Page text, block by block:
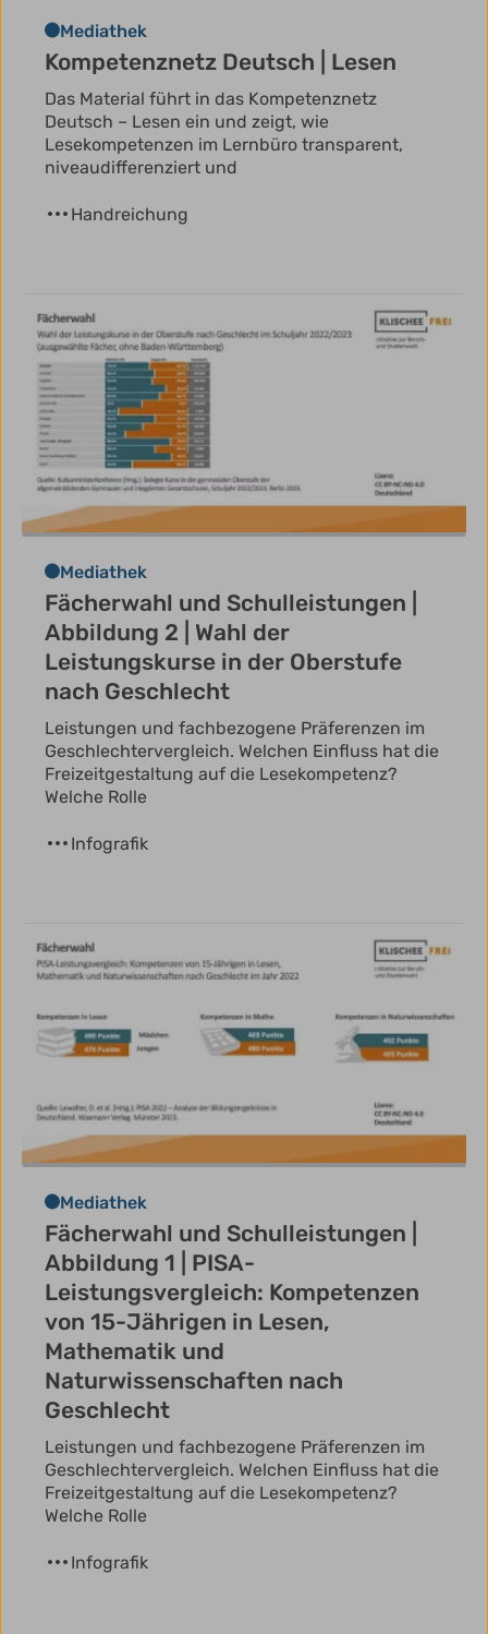
Mediathek
Kompetenznetz Deutsch | Lesen
Das Material führt in das Kompetenznetz
Deutsch – Lesen ein und zeigt, wie
Lesekompetenzen im Lernbüro transparent,
niveaudifferenziert und
Handreichung
Mediathek
Fächerwahl und Schulleistungen |
Abbildung 2 | Wahl der
Leistungskurse in der Oberstufe
nach Geschlecht
Leistungen und fachbezogene Präferenzen im
Geschlechtervergleich. Welchen Einfluss hat die
Freizeitgestaltung auf die Lesekompetenz?
Welche Rolle
Infografik
Mediathek
Fächerwahl und Schulleistungen |
Abbildung 1 | PISA-
Leistungsvergleich: Kompetenzen
von 15-Jährigen in Lesen,
Mathematik und
Naturwissenschaften nach
Geschlecht
Leistungen und fachbezogene Präferenzen im
Geschlechtervergleich. Welchen Einfluss hat die
Freizeitgestaltung auf die Lesekompetenz?
Welche Rolle
Infografik